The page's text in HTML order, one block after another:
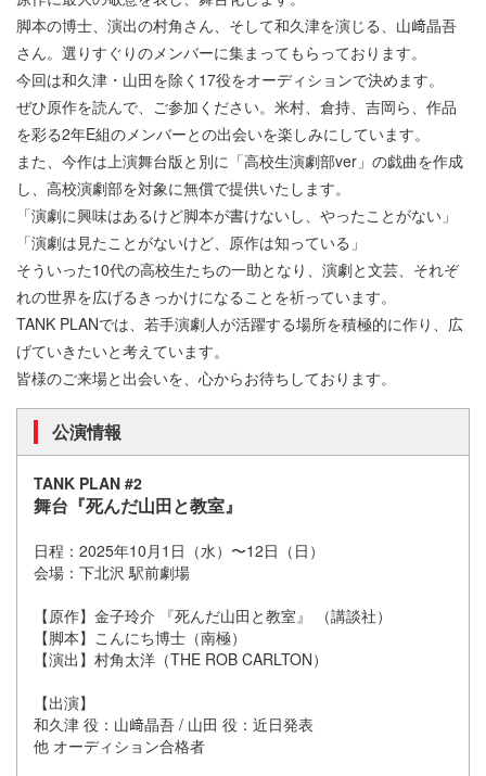
脚本の博士、演出の村角さん、そして和久津を演じる、山﨑晶吾
さん。選りすぐりのメンバーに集まってもらっております。
今回は和久津・山田を除く17役をオーディションで決めます。
ぜひ原作を読んで、ご参加ください。米村、倉持、吉岡ら、作品
を彩る2年E組のメンバーとの出会いを楽しみにしています。
また、今作は上演舞台版と別に「高校生演劇部ver」の戯曲を作成
し、高校演劇部を対象に無償で提供いたします。
「演劇に興味はあるけど脚本が書けないし、やったことがない」
「演劇は見たことがないけど、原作は知っている」
そういった10代の高校生たちの一助となり、演劇と文芸、それぞ
れの世界を広げるきっかけになることを祈っています。
TANK PLANでは、若手演劇人が活躍する場所を積極的に作り、広
げていきたいと考えています。
皆様のご来場と出会いを、心からお待ちしております。
公演情報
TANK PLAN #2
舞台『死んだ山田と教室』
日程：2025年10月1日（水）〜12日（日）
会場：下北沢 駅前劇場
【原作】金子玲介 『死んだ山田と教室』 （講談社）
【脚本】こんにち博士（南極）
【演出】村角太洋（THE ROB CARLTON）
【出演】
和久津 役：山﨑晶吾 / 山田 役：近日発表
他 オーディション合格者